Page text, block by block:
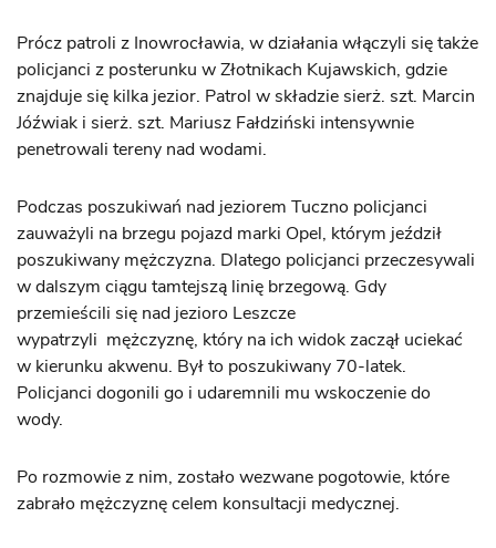
Prócz patroli z Inowrocławia, w działania włączyli się także
policjanci z posterunku w Złotnikach Kujawskich, gdzie
znajduje się kilka jezior. Patrol w składzie sierż. szt. Marcin
Jóźwiak i sierż. szt. Mariusz Fałdziński intensywnie
penetrowali tereny nad wodami.
Podczas poszukiwań nad jeziorem Tuczno policjanci
zauważyli na brzegu pojazd marki Opel, którym jeździł
poszukiwany mężczyzna. Dlatego policjanci przeczesywali
w dalszym ciągu tamtejszą linię brzegową. Gdy
przemieścili się nad jezioro Leszcze
wypatrzyli mężczyznę, który na ich widok zaczął uciekać
w kierunku akwenu. Był to poszukiwany 70-latek.
Policjanci dogonili go i udaremnili mu wskoczenie do
wody.
Po rozmowie z nim, zostało wezwane pogotowie, które
zabrało mężczyznę celem konsultacji medycznej.